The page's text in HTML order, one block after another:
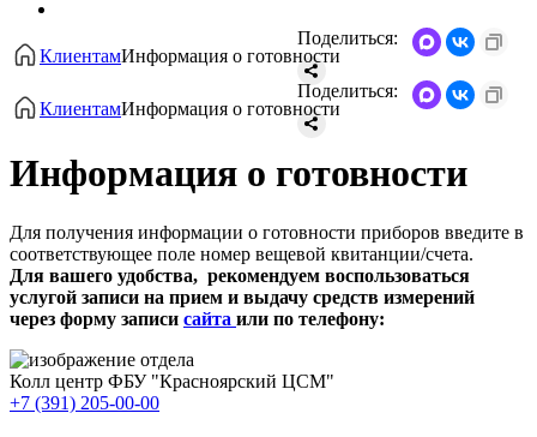
КлиентамИнформация о готовности
Поделиться:
КлиентамИнформация о готовности
Поделиться:
Информация о готовности
Для получения информации о готовности приборов введите в
соответствующее поле номер вещевой квитанции/счета.
Для вашего удобства, рекомендуем воспользоваться
услугой записи на прием и выдачу средств измерений
через форму записи сайта или по телефону:
Колл центр ФБУ "Красноярский ЦСМ"
+7 (391) 205-00-00